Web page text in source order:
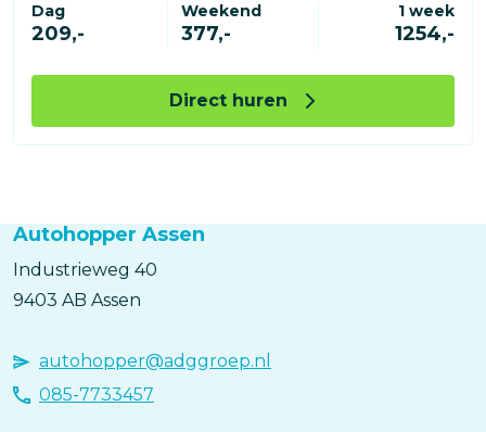
Dag
209,-
Weekend
377,-
1 week
1254,-
Direct huren
Autohopper Assen
Industrieweg 40
9403 AB Assen
autohopper@adggroep.nl
085-7733457